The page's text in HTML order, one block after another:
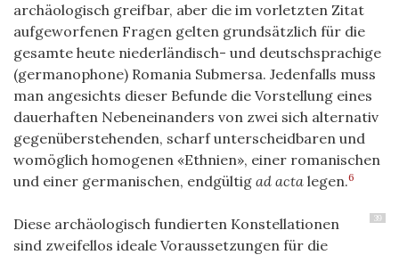
archäologisch greifbar, aber die im vorletzten Zitat
aufgeworfenen Fragen gelten grundsätzlich für die
gesamte heute niederländisch- und deutschsprachige
(germanophone) Romania Submersa. Jedenfalls muss
man angesichts dieser Befunde die Vorstellung eines
dauerhaften Nebeneinanders von zwei sich alternativ
gegenüberstehenden, scharf unterscheidbaren und
womöglich homogenen «Ethnien», einer romanischen
und einer germanischen, endgültig ad acta legen.6
39
Diese archäologisch fundierten Konstellationen
sind zweifellos ideale Voraussetzungen für die